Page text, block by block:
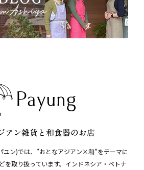
ユン)では、”おとなアジアン×和”をテーマに
を取り扱っています。インドネシア・ベトナ